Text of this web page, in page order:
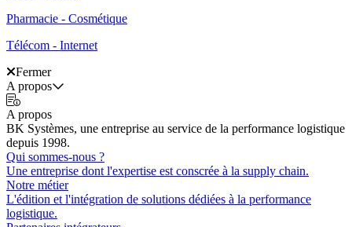
Pharmacie - Cosmétique
Télécom - Internet
Fermer
A propos
A propos
BK Systèmes, une entreprise au service de la performance logistique
depuis 1998.
Qui sommes-nous ?
Une entreprise dont l'expertise est conscrée à la supply chain.
Notre métier
L'édition et l'intégration de solutions dédiées à la performance
logistique.